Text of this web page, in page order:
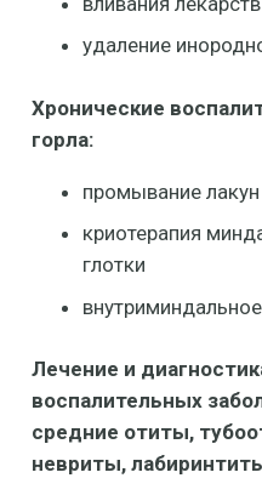
удаление
Хронические
горла:
промывание
криотерапия
глотки
Лечение и
воспалительных
средние отиты,
невриты,